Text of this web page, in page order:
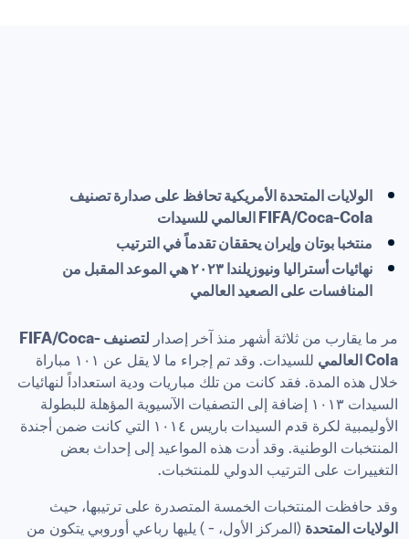
FIFA/Coca-Cola العالمي للسيدات
منتخبا بوتان وإيران يحققان تقدماً في الترتيب
مر ما يقارب من ثلاثة أشهر منذ آخر إصدار
لتصنيف FIFA/Coca-
Cola العالمي
التغييرات على الترتيب الدولي للمنتخبات.
وقد حافظت المنتخبات الخمسة المتصدرة على ترتيبها، حيث
الولايات المتحدة (المركز الأول، - ) يليها رباعي أوروبي يتكون من